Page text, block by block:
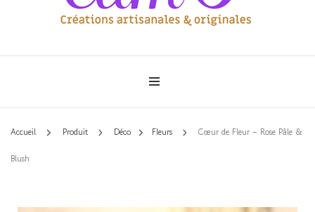
Cam'O – Créations
artisanales & originales
Accueil Produit Déco Fleurs Cœur de Fleur – Rose Pâle &
Blush